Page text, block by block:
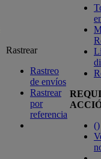
Rastrear
Rastreo
de envíos
Rastrear
por
referencia
()